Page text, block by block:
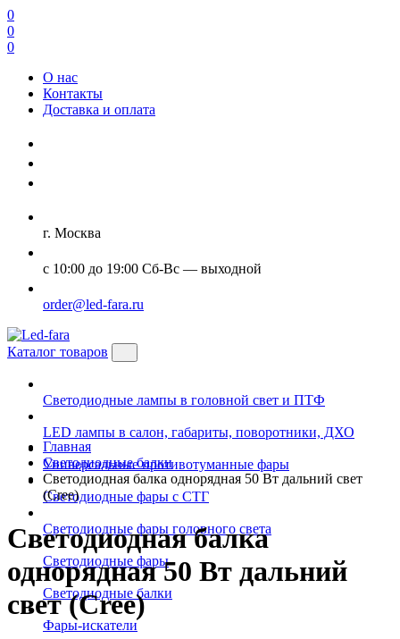
0
0
0
О нас
Контакты
Доставка и оплата
г. Москва
с 10:00 до 19:00 Сб-Вс — выходной
order@led-fara.ru
Каталог товаров
Светодиодные лампы в головной свет и ПТФ
LED лампы в салон, габариты, поворотники, ДХО
Универсальные противотуманные фары
Светодиодные фары с СТГ
Светодиодные фары головного света
Светодиодные фары
Светодиодные балки
Фары-искатели
Главная
Светодиодные балки
Светодиодная балка однорядная 50 Вт дальний свет
(Cree)
Светодиодная балка
однорядная 50 Вт дальний
свет (Cree)